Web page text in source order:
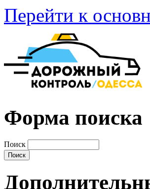
Перейти к
Форма поиска
Поиск